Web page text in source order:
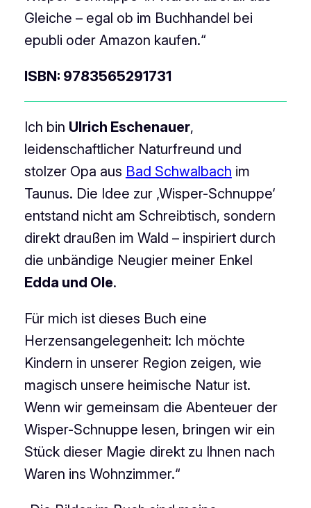
Gleiche – egal ob im Buchhandel bei
epubli oder Amazon kaufen.“
ISBN: 9783565291731
Ich bin Ulrich Eschenauer,
leidenschaftlicher Naturfreund und
stolzer Opa aus Bad Schwalbach im
Taunus. Die Idee zur ‚Wisper-Schnuppe‘
entstand nicht am Schreibtisch, sondern
direkt draußen im Wald – inspiriert durch
die unbändige Neugier meiner Enkel
Edda und Ole.
Für mich ist dieses Buch eine
Herzensangelegenheit: Ich möchte
Kindern in unserer Region zeigen, wie
magisch unsere heimische Natur ist.
Wenn wir gemeinsam die Abenteuer der
Wisper-Schnuppe lesen, bringen wir ein
Stück dieser Magie direkt zu Ihnen nach
Waren ins Wohnzimmer.“